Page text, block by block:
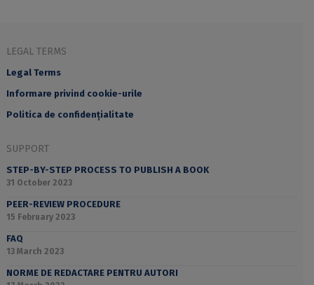
LEGAL TERMS
Legal Terms
Informare privind cookie-urile
Politica de confidențialitate
SUPPORT
STEP-BY-STEP PROCESS TO PUBLISH A BOOK
31 October 2023
PEER-REVIEW PROCEDURE
15 February 2023
FAQ
13 March 2023
NORME DE REDACTARE PENTRU AUTORI